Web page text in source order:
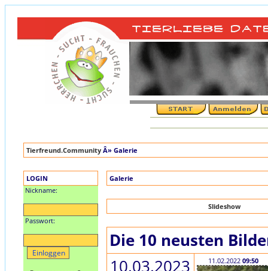
Tierfreund.Community Â» Galerie
LOGIN
Nickname:
Passwort:
Galerie
Slideshow
Die 10 neusten
10.03.2023
11.02.2022 09:50